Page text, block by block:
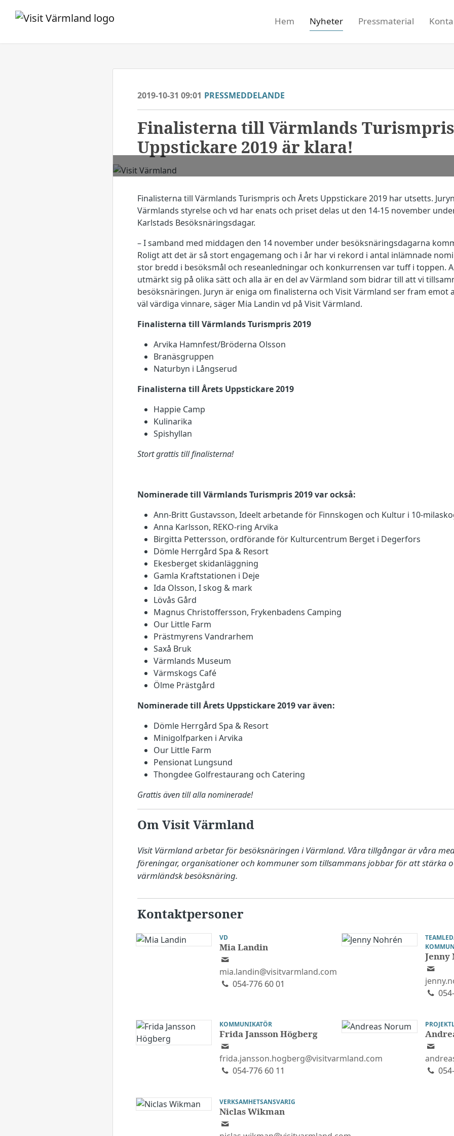
Hem Nyheter Pressmaterial
2019-10-31 09:01 PRESSMEDDELANDE
Finalisterna till Värmlands
Uppstickare 2019 är klara!
Finalisterna till Värmlands Turismpris och Årets Uppstickare 2019 har utsetts.
Värmlands styrelse och vd har enats och priset delas ut den 14-15 november
Karlstads Besöksnäringsdagar.
– I samband med middagen den 14 november under besöksnäringsdagarna
Roligt att det är så stort engagemang och i år har vi rekord i antal inlämnade
stor bredd i besöksmål och reseanledningar och konkurrensen var tuff i toppen.
utmärkt sig på olika sätt och alla är en del av Värmland som bidrar till att vi
besöksnäringen. Juryn är eniga om finalisterna och Visit Värmland ser fram emot
väl värdiga vinnare, säger Mia Landin vd på Visit Värmland.
Finalisterna till Värmlands Turismpris 2019
Arvika Hamnfest/Bröderna Olsson
Branäsgruppen
Naturbyn i Långserud
Finalisterna till Årets Uppstickare 2019
Happie Camp
Kulinarika
Spishyllan
Stort grattis till finalisterna!
Nominerade till Värmlands Turismpris 2019 var också:
Ann-Britt Gustavsson, Ideelt arbetande för Finnskogen och Kultur i 10-
Anna Karlsson, REKO-ring Arvika
Birgitta Pettersson, ordförande för Kulturcentrum Berget i Degerfors
Dömle Herrgård Spa & Resort
Ekesberget skidanläggning
Gamla Kraftstationen i Deje
Ida Olsson, I skog & mark
Lövås Gård
Magnus Christoffersson, Frykenbadens Camping
Our Little Farm
Prästmyrens Vandrarhem
Saxå Bruk
Värmlands Museum
Värmskogs Café
Ölme Prästgård
Nominerade till Årets Uppstickare 2019 var även:
Dömle Herrgård Spa & Resort
Minigolfparken i Arvika
Our Little Farm
Pensionat Lungsund
Thongdee Golfrestaurang och Catering
Grattis även till alla nominerade!
Om Visit Värmland
Visit Värmland arbetar för besöksnäringen i Värmland. Våra tillgångar är våra
föreningar, organisationer och kommuner som tillsammans jobbar för att stärka
värmländsk besöksnäring.
Kontaktpersoner
VD
Mia Landin
mia.landin@visitvarmland.com
054-776 60 01
Jenny
KOMMUNIKATÖR
Frida Jansson Högberg
frida.jansson.hogberg@visitvarmland.com
054-776 60 11
VERKSAMHETSANSVARIG
Niclas Wikman